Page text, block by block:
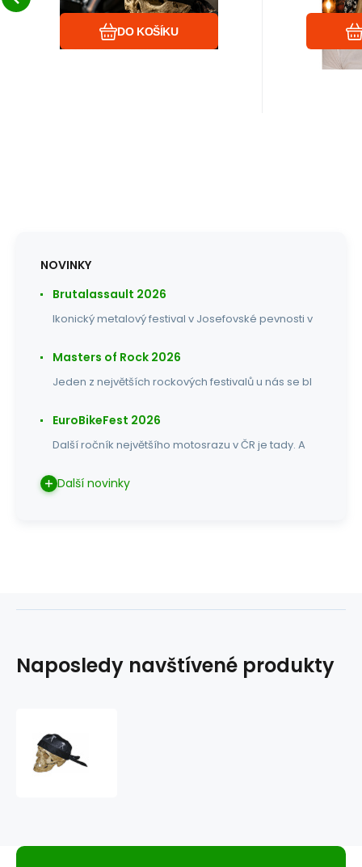
DO KOŠÍKU
NOVINKY
Brutalassault 2026
Ikonický metalový festival v Josefovské pevnosti v
Masters of Rock 2026
Jeden z největších rockových festivalů u nás se bl
EuroBikeFest 2026
Další ročník největšího motosrazu v ČR je tady. A
Další novinky
Naposledy navštívené produkty